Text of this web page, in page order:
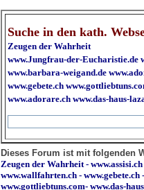
Suche in den kath.
Zeugen der Wahrheit
www.Jungfrau-der-Eucharistie.de
www.barbara-weigand.de
www.gebete.ch
www.adorare.ch www.das-haus-
Dieses Forum ist mit folgenden
Zeugen der Wahrheit-www.assisi.ch
www.wallfahrten.ch -www.gebete.ch
www.gottliebtuns.com-www.das-